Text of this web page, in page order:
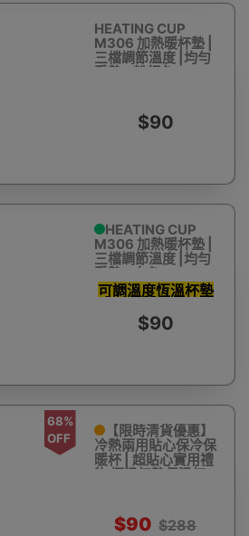
HEATING CUP
M306 加熱暖杯墊 |
三檔調節溫度 |均勻
受熱 - 粉紅色
$90
HEATING CUP
M306 加熱暖杯墊 |
三檔調節溫度 |均勻
受熱 - 白色
可調溫度恆溫杯墊
多款杯子適用
$90
68%
OFF
【限時清貨優惠】
冷熱兩用貼心保冷保
暖杯 | 超貼心實用禮
物 恆溫杯墊保溫杯
$90 $288